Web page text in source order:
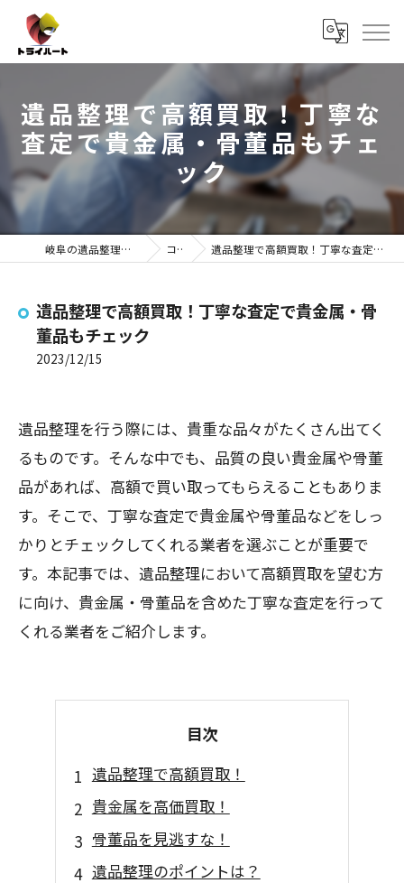
遺品整理で高額買取！丁寧な
査定で貴金属・骨董品もチェ
ック
岐阜の遺品整理ならトライハート コラム 遺品整理で高額買取！丁寧な査定で貴金属・骨董品もチェック
遺品整理で高額買取！丁寧な査定で貴金属・骨
董品もチェック
2023/12/15
遺品整理を行う際には、貴重な品々がたくさん出てく
るものです。そんな中でも、品質の良い貴金属や骨董
品があれば、高額で買い取ってもらえることもありま
す。そこで、丁寧な査定で貴金属や骨董品などをしっ
かりとチェックしてくれる業者を選ぶことが重要で
す。本記事では、遺品整理において高額買取を望む方
に向け、貴金属・骨董品を含めた丁寧な査定を行って
くれる業者をご紹介します。
目次
遺品整理で高額買取！
貴金属を高価買取！
骨董品を見逃すな！
遺品整理のポイントは？